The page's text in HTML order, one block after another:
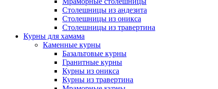
Столешницы из андезита
Столешницы из оникса
Столешницы из травертина
Курны для хамама
Каменные курны
Базальтовые курны
Гранитные курны
Курны из оникса
Курны из травертина